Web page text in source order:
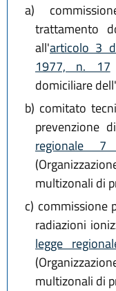
a)
trattamento
all'articolo 3
1977, n. 17
domiciliare
b) comitato
prevenzione
regionale
multizonali di
c) commissione
radiazioni
legge
multizonali di